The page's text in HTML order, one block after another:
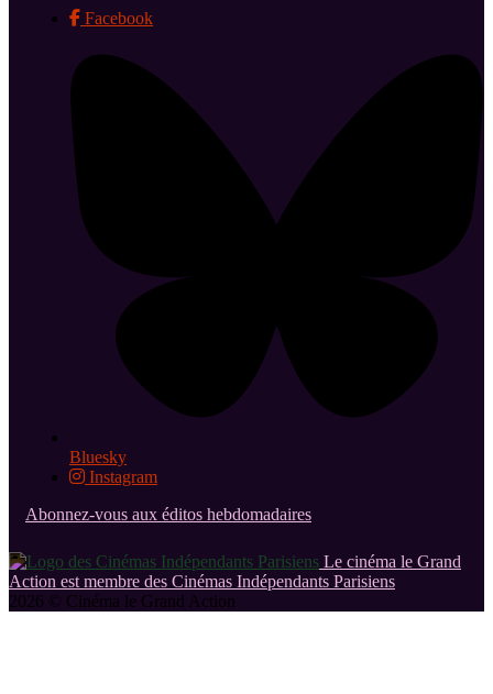
Facebook
Bluesky
Instagram
Abonnez-vous aux éditos hebdomadaires
Le cinéma le Grand
Action est membre des Cinémas Indépendants Parisiens
2026 © Cinéma le Grand Action